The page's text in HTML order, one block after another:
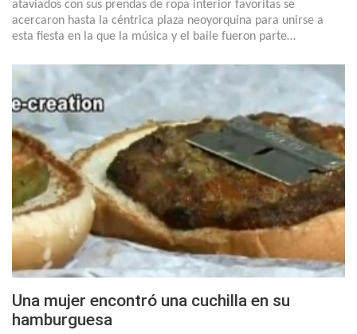
ataviados con sus prendas de ropa interior favoritas se
acercaron hasta la céntrica plaza neoyorquina para unirse a
esta fiesta en la que la música y el baile fueron parte…
Una mujer encontró una cuchilla en su
hamburguesa